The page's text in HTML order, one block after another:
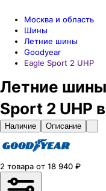
Москва и область
Шины
Летние шины
Goodyear
Eagle Sport 2 UHP
Летние
Sport 2 UHP
Наличие Описание
2 товара от 18 940 ₽